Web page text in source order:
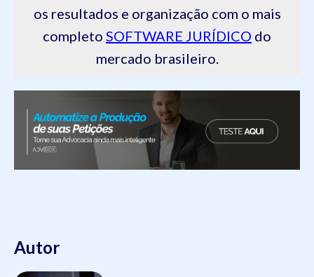
os resultados e organização com o mais
completo SOFTWARE JURÍDICO do
mercado brasileiro.
Autor